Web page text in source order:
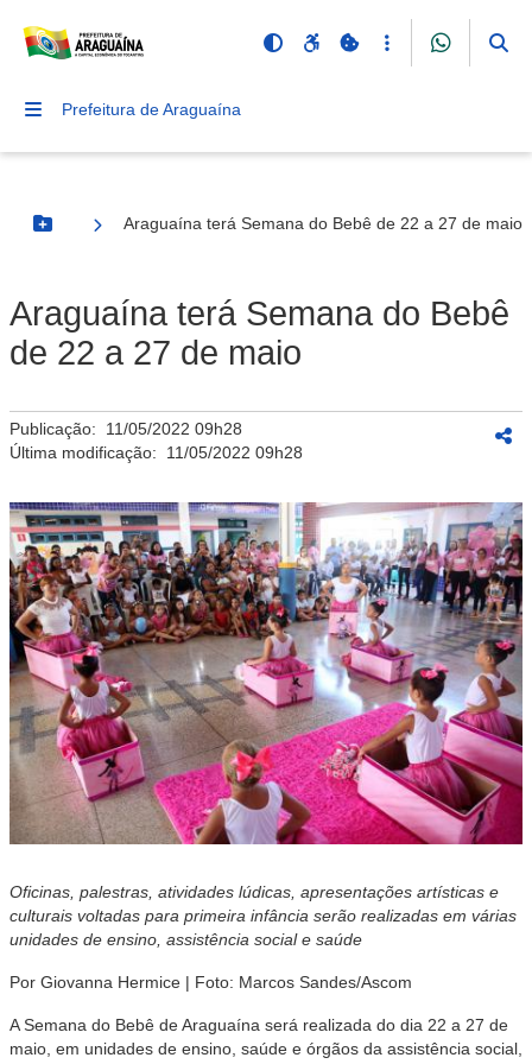
Prefeitura de Araguaína
Botão Menu
Araguaína terá Semana do Bebê de 22 a 27 de maio
Araguaína terá Semana do Bebê
de 22 a 27 de maio
Publicação: 11/05/2022 09h28
Última modificação: 11/05/2022 09h28
Oficinas, palestras, atividades lúdicas, apresentações artísticas e
culturais voltadas para primeira infância serão realizadas em várias
unidades de ensino, assistência social e saúde
Por Giovanna Hermice | Foto: Marcos Sandes/Ascom
A Semana do Bebê de Araguaína será realizada do dia 22 a 27 de
maio, em unidades de ensino, saúde e órgãos da assistência social,